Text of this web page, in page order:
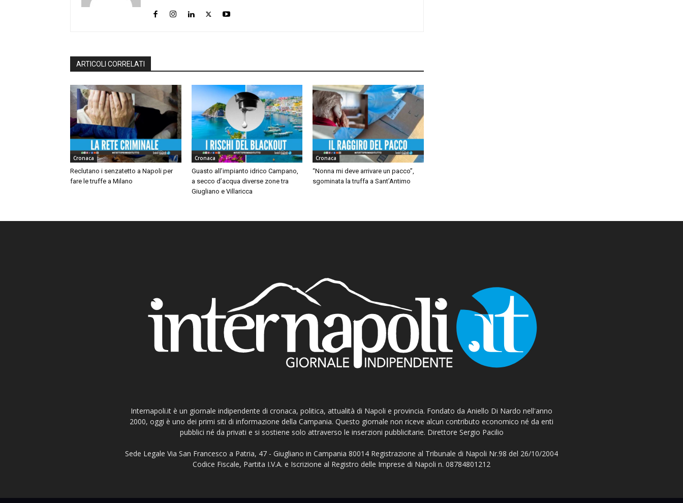
ARTICOLI CORRELATI
Cronaca
Reclutano i senzatetto a Napoli per
fare le truffe a Milano
Cronaca
Guasto all’impianto idrico Campano,
a secco d’acqua diverse zone tra
Giugliano e Villaricca
Cronaca
“Nonna mi deve arrivare un pacco”,
sgominata la truffa a Sant’Antimo
Internapoli.it è un giornale indipendente di cronaca, politica, attualità di Napoli e provincia. Fondato da Aniello Di Nardo nell'anno
2000, oggi è uno dei primi siti di informazione della Campania. Questo giornale non riceve alcun contributo economico né da enti
pubblici né da privati e si sostiene solo attraverso le inserzioni pubblicitarie. Direttore Sergio Pacilio
Sede Legale Via San Francesco a Patria, 47 - Giugliano in Campania 80014 Registrazione al Tribunale di Napoli Nr.98 del 26/10/2004
Codice Fiscale, Partita I.V.A. e Iscrizione al Registro delle Imprese di Napoli n. 08784801212